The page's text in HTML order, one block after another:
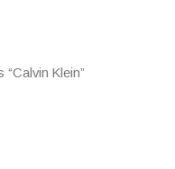
Klein”